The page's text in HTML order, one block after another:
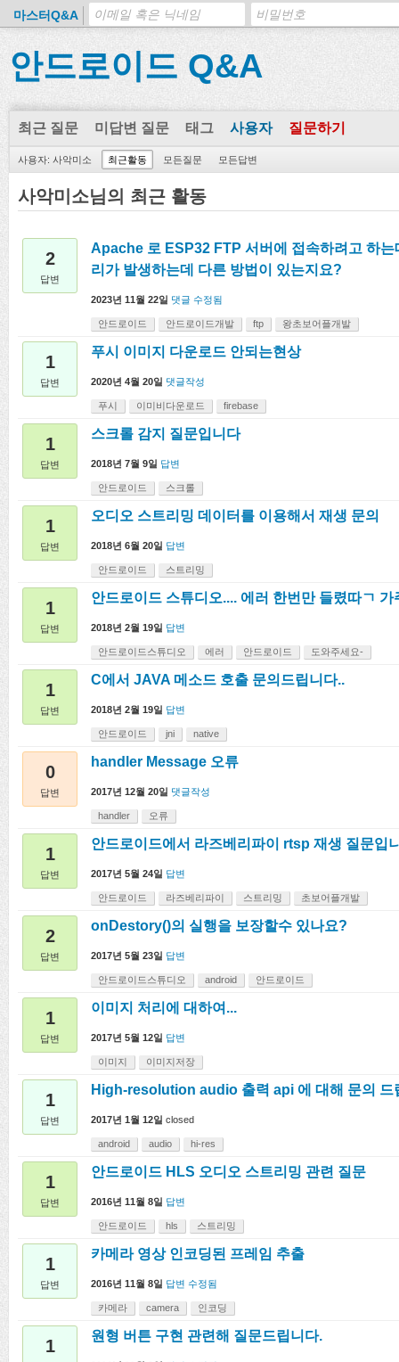
마스터Q&A
안드로이드 Q&A
최근 질문 미답변 질문 태그 사용자 질문하기
사용자: 사악미소 최근활동 모든질문 모든답변
사악미소님의 최근 활동
2
답변
Apache 로 ESP32 FTP 서버에 접속하려고 하
리가 발생하는데 다른 방법이 있는지요?
2023년 11월 22일 댓글 수정됨
안드로이드 안드로이드개발 ftp 왕초보어플개발
1
답변
푸시 이미지 다운로드 안되는현상
2020년 4월 20일 댓글작성
푸시 이미비다운로드 firebase
1
답변
스크롤 감지 질문입니다
2018년 7월 9일 답변
안드로이드 스크롤
1
답변
오디오 스트리밍 데이터를 이용해서 재생 문의
2018년 6월 20일 답변
안드로이드 스트리밍
1
답변
안드로이드 스튜디오.... 에러 한번만 들렸따ㄱ 가
2018년 2월 19일 답변
안드로이드스튜디오 에러 안드로이드 도와주세요-
1
답변
C에서 JAVA 메소드 호출 문의드립니다..
2018년 2월 19일 답변
안드로이드 jni native
0
답변
handler Message 오류
2017년 12월 20일 댓글작성
handler 오류
1
답변
안드로이드에서 라즈베리파이 rtsp 재생 질문입
2017년 5월 24일 답변
안드로이드 라즈베리파이 스트리밍 초보어플개발
2
답변
onDestory()의 실행을 보장할수 있나요?
2017년 5월 23일 답변
안드로이드스튜디오 android 안드로이드
1
답변
이미지 처리에 대하여...
2017년 5월 12일 답변
이미지 이미지저장
1
답변
High-resolution audio 출력 api 에 대해 문의 드
2017년 1월 12일 closed
android audio hi-res
1
답변
안드로이드 HLS 오디오 스트리밍 관련 질문
2016년 11월 8일 답변
안드로이드 hls 스트리밍
1
답변
카메라 영상 인코딩된 프레임 추출
2016년 11월 8일 답변 수정됨
카메라 camera 인코딩
1
원형 버튼 구현 관련해 질문드립니다.